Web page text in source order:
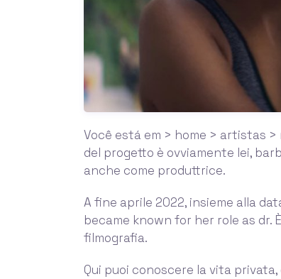
Você está em > home > artistas
del progetto è ovviamente lei,
anche come produttrice.
A fine aprile 2022, insieme alla
became known for her role as dr.
filmografia.
Qui puoi conoscere la vita